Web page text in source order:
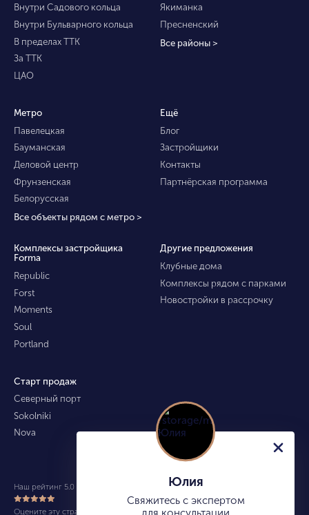
Внутри Садового кольца
Внутри Бульварного кольца
В пределах ТТК
За ТТК
ЦАО
Якиманка
Пресненский
Все районы >
Метро
Павелецкая
Бауманская
Деловой центр
Фрунзенская
Белорусская
Все объекты рядом с метро >
Ещё
Блог
Застройщики
Контакты
Партнёрская программа
Комплексы застройщика
Forma
Republic
Forst
Moments
Soul
Portland
Другие предложения
Клубные дома
Комплексы рядом с парками
Новостройки в рассрочку
Старт продаж
Северный порт
Sokolniki
Nova
Наш рейтинг 5.0 из 5 (490)
Оцените эту страницу
Юлия
Свяжитесь с экспертом